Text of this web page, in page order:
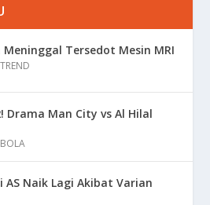
Meninggal Tersedot Mesin MRI
TREND
Drama Man City vs Al Hilal
BOLA
AS Naik Lagi Akibat Varian